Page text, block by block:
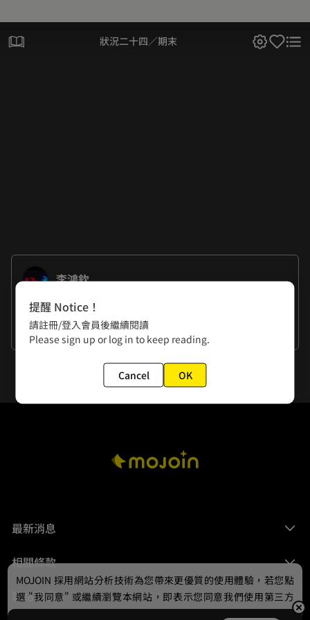
狀況二十四／期末
李鴻欽
作者的話
謝謝大家的閱讀。
最新消息
相關條款
聯絡我們
MOJOIN 採用網站分析技術為您帶來更優質的使用體驗，若您點
選 "我同意" 或繼續瀏覽本網站，即表示您同意我們使用第三方
Cookie，欲瞭解更多資訊請見隱私權政策。
提醒 Notice！
請註冊/登入會員後繼續閱讀
Please sign up or log in to keep reading.
Cancel OK